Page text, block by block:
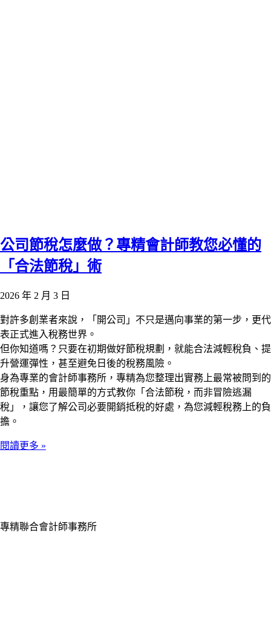
公司節稅怎麼做？專精會計師教您必懂的
「合法節稅」術
2026 年 2 月 3 日
對許多創業者來說，「開公司」不只是邁向事業的第一步，更代
表正式進入稅務世界。
但你知道嗎？只要在初期做好節稅規劃，就能合法減輕稅負、提
升營運彈性，甚至避免日後的稅務風險。
身為專業的會計師事務所，專精為您整理出實務上最常被問到的
節稅重點，用最簡單的方式教你「合法節稅，而非冒險逃漏
稅」，讓您了解公司必要開銷抵稅的好處，為您減輕稅務上的負
擔。
閱讀更多 »
專精聯合會計師事務所